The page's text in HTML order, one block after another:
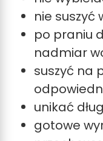
nie suszyć
po praniu
nadmiar
suszyć na
unikać
gotowe